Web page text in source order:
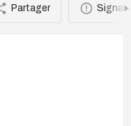
Partager